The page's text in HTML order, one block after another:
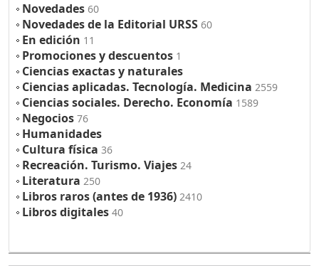
Novedades 60
Novedades de la Editorial URSS 60
En edición 11
Promociones y descuentos 1
Ciencias exactas y naturales
Ciencias aplicadas. Tecnología. Medicina 2559
Ciencias sociales. Derecho. Economía 1589
Negocios 76
Humanidades
Cultura física 36
Recreación. Turismo. Viajes 24
Literatura 250
Libros raros (antes de 1936) 2410
Libros digitales 40